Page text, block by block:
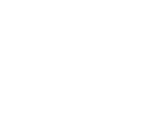
की पूजा
को अब फोकस कॉम्पिटिटिव
जरूरत नहीं